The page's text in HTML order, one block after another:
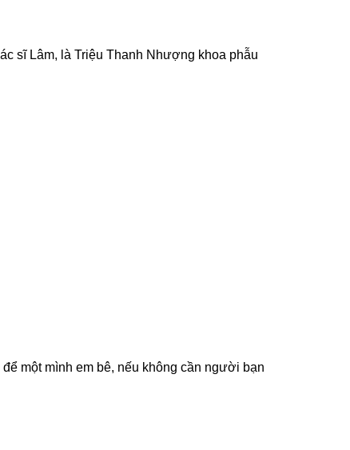
sĩ Lâm, là Triệu Thanh Nhượng khoa phẫu
một mình em bê, nếu không cần người bạn